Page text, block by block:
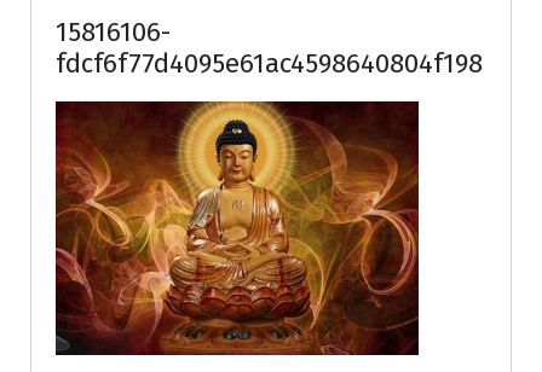
15816106-
fdcf6f77d4095e61ac4598640804f198